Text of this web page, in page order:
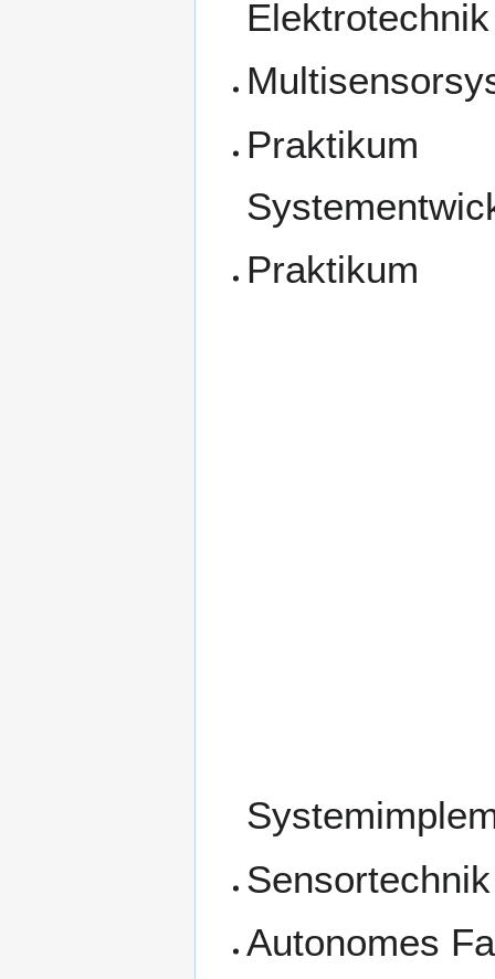
Elektrotechnik
Praktikum
Praktikum
Sensortechnik
Autonomes